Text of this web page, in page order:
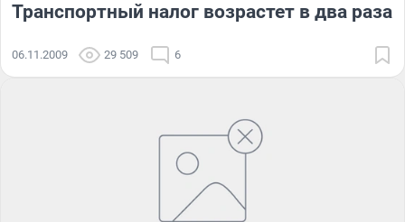
Транспортный налог возрастет в два раза
06.11.2009 29 509 6